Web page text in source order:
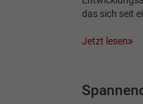
das sich seit
Jetzt lesen